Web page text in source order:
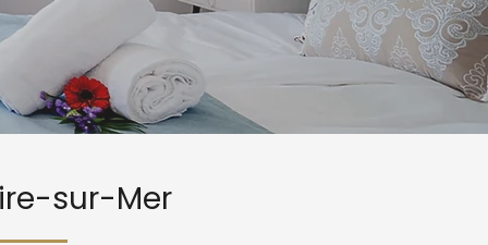
sur-Mer